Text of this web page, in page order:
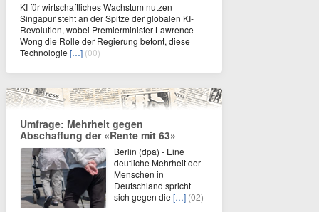
KI für wirtschaftliches Wachstum nutzen
Singapur steht an der Spitze der globalen KI-
Revolution, wobei Premierminister Lawrence
Wong die Rolle der Regierung betont, diese
Technologie […] (00)
Umfrage: Mehrheit gegen
Abschaffung der «Rente mit 63»
Berlin (dpa) - Eine
deutliche Mehrheit der
Menschen in
Deutschland spricht
sich gegen die […] (02)